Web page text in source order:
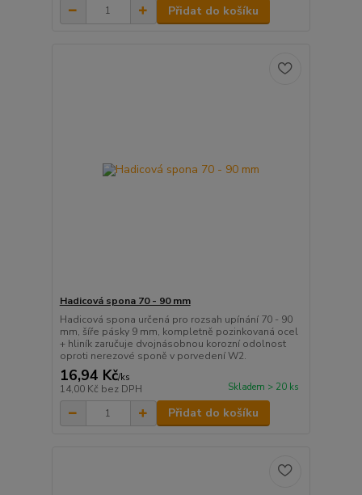
Přidat do košíku
Hadicová spona 70 - 90 mm
Hadicová spona určená pro rozsah upínání 70 - 90
mm, šíře pásky 9 mm, kompletně pozinkovaná ocel
+ hliník zaručuje dvojnásobnou korozní odolnost
oproti nerezové sponě v porvedení W2.
16,94 Kč/ks
14,00 Kč bez DPH Skladem > 20 ks
Přidat do košíku